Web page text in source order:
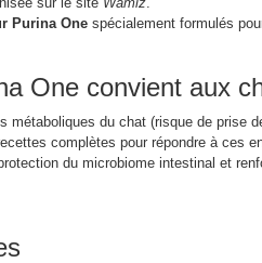
Purina One spécialement formulés
One convient aux
métaboliques du chat (risque de prise
complètes pour répondre à ces
du microbiome intestinal et